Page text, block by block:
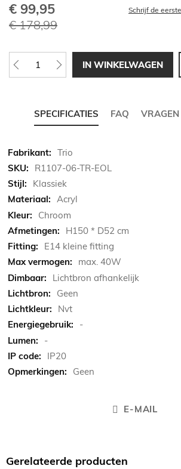
Speciale
prijs
€ 99,95
€ 178,99
Schrijf de
IN WINKELWAGEN
SPECIFICATIES FAQ VRAGEN
Meer
informatie
Trio
R1107-06-TR-EOL
Klassiek
Acryl
Chroom
H150 * D52 cm
E14 kleine fitting
max. 40W
Lichtbron afhankelijk
Geen
Nvt
-
-
IP20
Geen
E-MAIL
Gerelateerde producten